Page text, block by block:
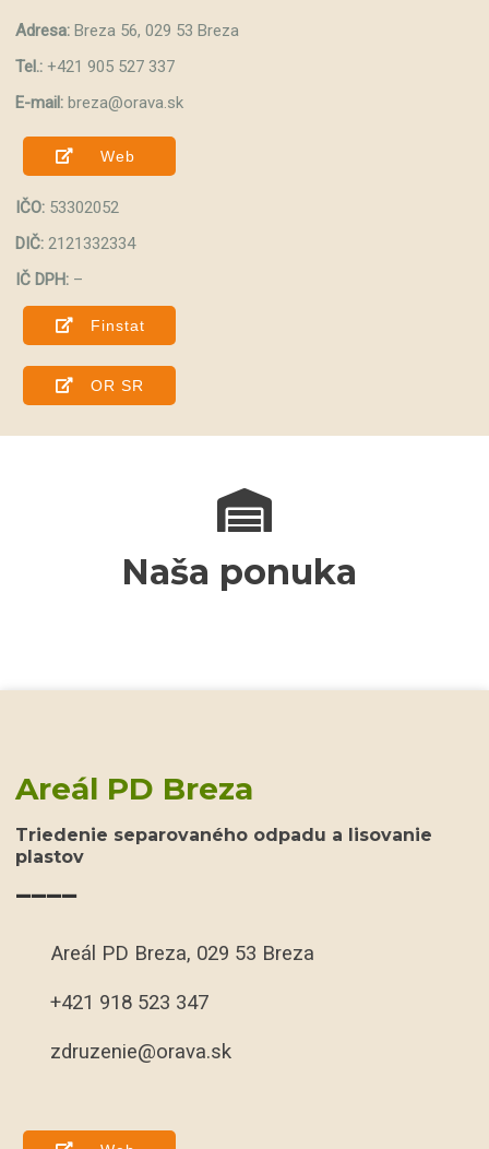
Adresa: Breza 56, 029 53 Breza
Tel.: +421 905 527 337
E-mail: breza@orava.sk
Web
IČO: 53302052
DIČ: 2121332334
IČ DPH: –
Finstat
OR SR
Naša ponuka
Areál PD Breza
Triedenie separovaného odpadu a lisovanie
plastov
____
Areál PD Breza, 029 53 Breza
+421 918 523 347
zdruzenie@orava.sk